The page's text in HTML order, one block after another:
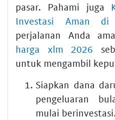
pasar. Pahami juga
Investasi Aman di
perjalanan Anda
harga xlm 2026
untuk mengambil
Siapkan dana
pengeluaran
mulai berinvestasi.